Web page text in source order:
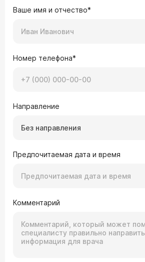
Ваше имя и отчество*
Номер телефона*
Направление
Без направления
Предпочитаемая дата и время
Комментарий